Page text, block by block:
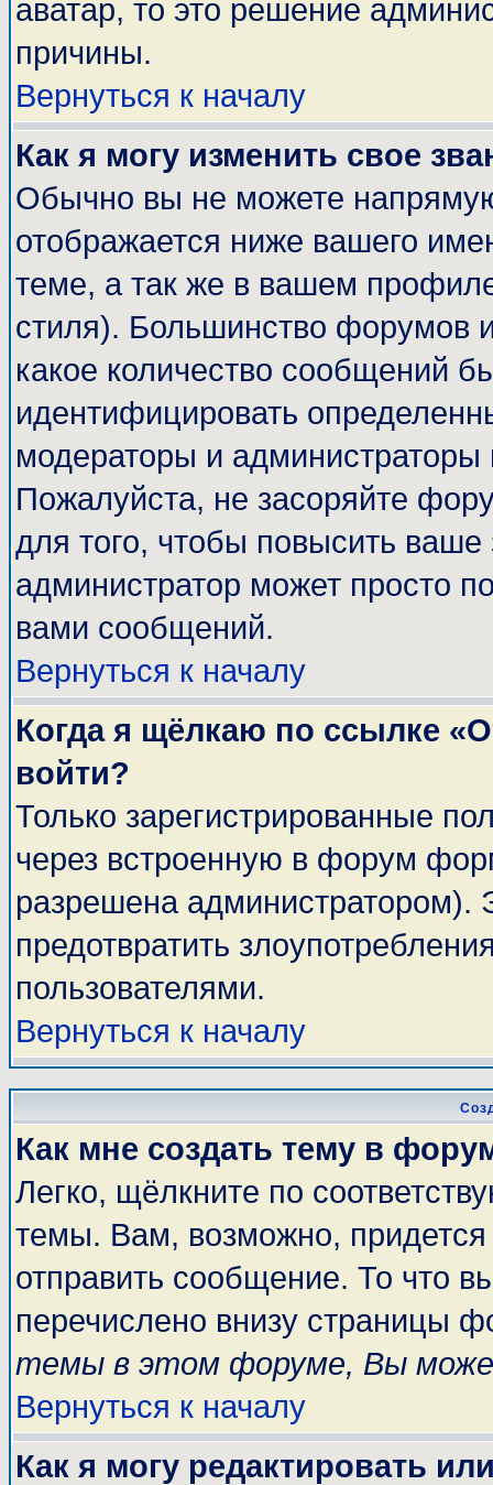
аватар, то это решение
причины.
Вернуться к началу
Как я могу изменить свое
Обычно вы не можете
отображается ниже вашего
теме, а так же в вашем
стиля). Большинство форумов
какое количество сообщений
идентифицировать
модераторы и администраторы
Пожалуйста, не засоряйте
для того, чтобы повысить
администратор может просто
вами сообщений.
Вернуться к началу
Когда я щёлкаю по ссылке
войти?
Только зарегистрированные
через встроенную в форум
разрешена администратором).
предотвратить
пользователями.
Вернуться к началу
Как мне создать тему в
Легко, щёлкните по
темы. Вам, возможно, придется
отправить сообщение. То что
перечислено внизу страницы
темы в этом форуме, Вы
Вернуться к началу
Как я могу редактировать